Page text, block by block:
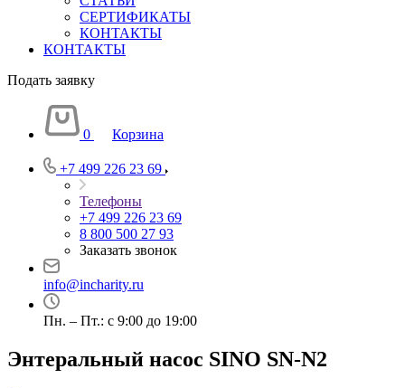
СЕРТИФИКАТЫ
КОНТАКТЫ
КОНТАКТЫ
Подать заявку
0 Корзина
+7 499 226 23 69
Телефоны
+7 499 226 23 69
8 800 500 27 93
Заказать звонок
info@incharity.ru
Пн. – Пт.: с 9:00 до 19:00
Энтеральный насос SINO SN-N2